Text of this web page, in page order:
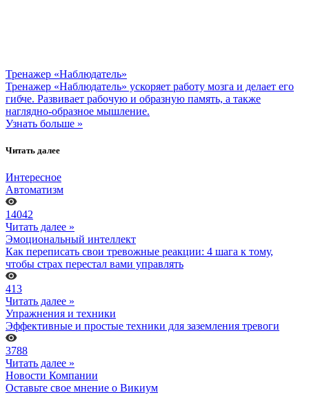
Тренажер «Наблюдатель»
Тренажер «Наблюдатель» ускоряет работу мозга и делает его
гибче. Развивает рабочую и образную память, а также
наглядно-образное мышление.
Узнать больше »
Читать далее
Интересное
Автоматизм
14042
Читать далее »
Эмоциональный интеллект
Как переписать свои тревожные реакции: 4 шага к тому,
чтобы страх перестал вами управлять
413
Читать далее »
Упражнения и техники
Эффективные и простые техники для заземления тревоги
3788
Читать далее »
Новости Компании
Оставьте свое мнение о Викиум